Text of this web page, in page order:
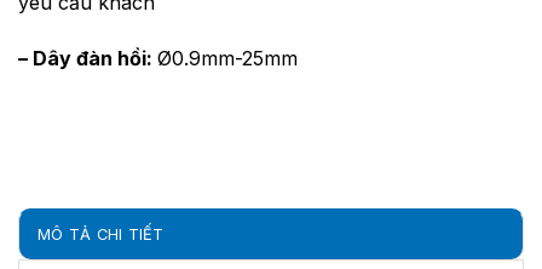
– Dây đàn hồi: Ø0.9mm-25mm
MÔ TẢ CHI TIẾT